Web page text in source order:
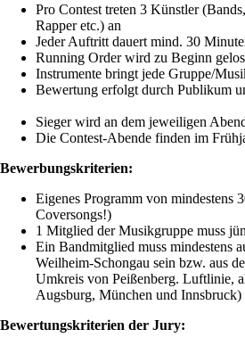
Pro Contest treten 3 Künstler
Rapper etc.) an
Jeder Auftritt dauert mind. 30
Running Order wird zu Beginn
Instrumente bringt jede Gruppe/
Bewertung erfolgt durch Publikum
Sieger wird an dem jeweiligen
Die Contest-Abende finden im
Bewerbungskriterien:
Eigenes Programm von mindestens
Coversongs!)
1 Mitglied der Musikgruppe muss
Ein Bandmitglied muss mindestens
Weilheim-Schongau sein bzw. aus
Umkreis von Peißenberg. Luftlinie,
Augsburg, München und Innsbruck)
Bewertungskriterien der Jury: